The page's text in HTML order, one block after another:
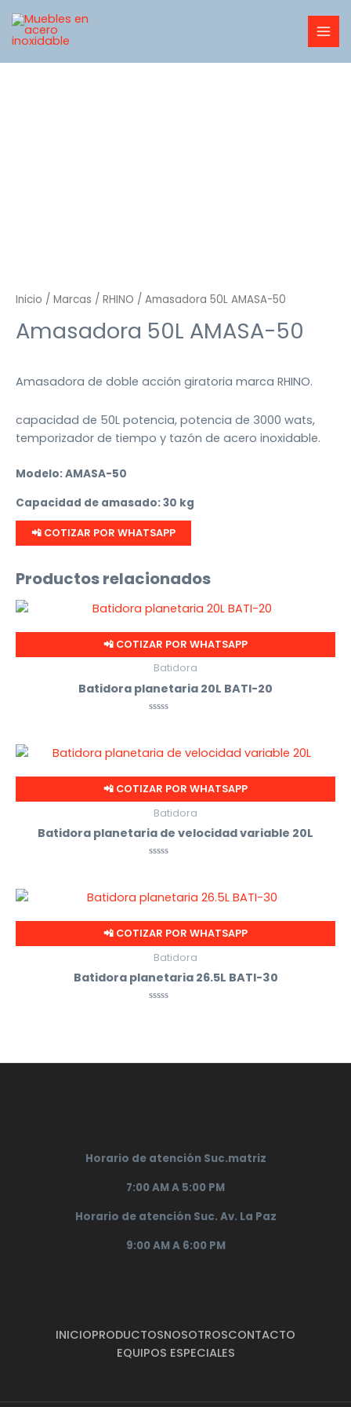
contenido
Inicio / Marcas / RHINO / Amasadora 50L AMASA-50
Amasadora 50L AMASA-50
Amasadora de doble acción giratoria marca RHINO.
capacidad de 50L potencia, potencia de 3000 wats,
temporizador de tiempo y tazón de acero inoxidable.
Modelo: AMASA-50
Capacidad de amasado: 30 kg
📲 COTIZAR POR WHATSAPP
Productos relacionados
📲 COTIZAR POR WHATSAPP
Batidora
Batidora planetaria 20L BATI-20
de
5
📲 COTIZAR POR WHATSAPP
Batidora
Batidora planetaria de velocidad variable 20L
de
5
📲 COTIZAR POR WHATSAPP
Batidora
Batidora planetaria 26.5L BATI-30
Horario de atención Suc.matriz
7:00 AM A 5:00 PM
Horario de atención Suc. Av. La Paz
9:00 AM A 6:00 PM
INICIOPRODUCTOSNOSOTROSCONTACTO
EQUIPOS ESPECIALES